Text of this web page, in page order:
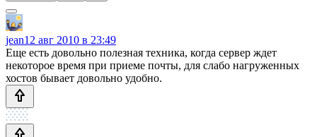
jean12 авг 2010 в 23:49
Еще есть довольно полезная техника, когда сервер ждет
некоторое время при приеме почты, для слабо нагруженных
хостов бывает довольно удобно.